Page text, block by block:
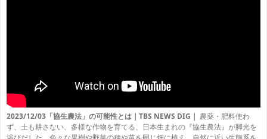
2023/12/03「協生農法」の可能性とは｜TBS NEWS DIG｜ 農薬・肥料使わ
ず、土も耕さない、多様な作物を育てる、日本生まれの『協生農法』が脚光を